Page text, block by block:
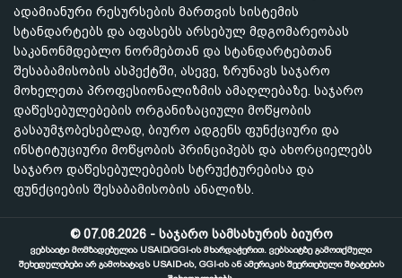
ადამიანური რესურსების მართვის სისტემის
სტანდარტებს და აფასებს არსებულ მდგომარეობას
საკანონმდებლო ნორმებთან და სტანდარტებთან
შესაბამისობის ასპექტში, ასევე, ზრუნავს საჯარო
მოხელეთა პროფესიონალიზმის ამაღლებაზე. საჯარო
დაწესებულებების ორგანიზაციული მოწყობის
გასაუმჯობესებლად, ბიურო ადგენს ფუნქციური და
ინსტიტუციური მოწყობის პრინციპებს და ახორციელებს
საჯარო დაწესებულებების სტრუქტურებისა და
ფუნქციების შესაბამისობის ანალიზს.
© 07.08.2026 - საჯარო სამსახურის ბიურო
ვებსაიტი მომზადებულია USAID/GGI-ის მხარდაჭერით. ვებსაიტზე გამოთქმული
შეხედულებები არ გამოხატავს USAID-ის, GGI-ის ან ამერიკის შეერთებული შტატების